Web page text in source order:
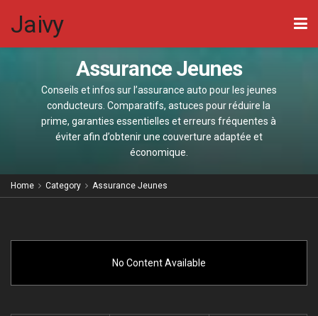
Jaivy
Assurance Jeunes
Conseils et infos sur l’assurance auto pour les jeunes
conducteurs. Comparatifs, astuces pour réduire la
prime, garanties essentielles et erreurs fréquentes à
éviter afin d’obtenir une couverture adaptée et
économique.
Home Category Assurance Jeunes
Les
garanties
spécifiques
pour
jeunes
conducteurs
zone
urbaine
No Content Available